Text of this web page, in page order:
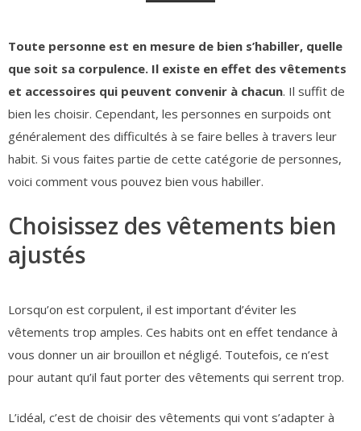
Toute personne est en mesure de bien s’habiller, quelle
que soit sa corpulence. Il existe en effet des vêtements
et accessoires qui peuvent convenir à chacun. Il suffit de
bien les choisir. Cependant, les personnes en surpoids ont
généralement des difficultés à se faire belles à travers leur
habit. Si vous faites partie de cette catégorie de personnes,
voici comment vous pouvez bien vous habiller.
Choisissez des vêtements bien
ajustés
Lorsqu’on est corpulent, il est important d’éviter les
vêtements trop amples. Ces habits ont en effet tendance à
vous donner un air brouillon et négligé. Toutefois, ce n’est
pour autant qu’il faut porter des vêtements qui serrent trop.
L’idéal, c’est de choisir des vêtements qui vont s’adapter à